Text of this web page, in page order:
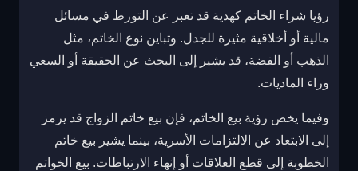
رؤيا شراء الخاتم كهدية قد تعبر عن التورط في مسائل
مالية أو أخلاقية مثيرة للجدل. وتباين نوع الخاتم، مثل
الذهب أو الفضة، قد يشير إلى البحث عن الحقيقة أو السعي
وراء الماديات.
وفيما يخص رؤية بيع الخاتم، فإن بيع خاتم الزواج قد يرمز
إلى الابتعاد عن الالتزامات الأسرية، بينما يشير بيع خاتم
الخطوبة إلى قطع العلاقات أو إنهاء الارتباطات. بيع الخواتم